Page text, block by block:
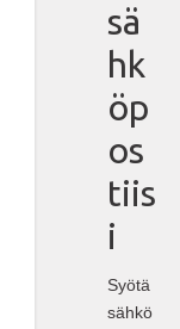
sä
hk
öp
os
tiis
i
Syötä
sähkö